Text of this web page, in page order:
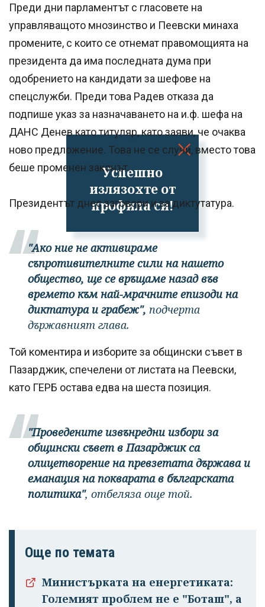
Успешно
излязохте от
профила си!
Преди дни парламентът с гласовете на
управляващото мнозинство и Пеевски минаха
промените, с които се отнемат правомощията на
президента да има последната дума при
одобрението на кандидати за шефове на
спецслужби. Преди това Радев отказа да
подпише указ за назначаването на и.ф. шефа на
ДАНС Денев като титуляр, като заяви, че очаква
ново предложение. Това не се случи, вместо това
беше променен законът.
Президентът днес заговори и за диктутатура.
"Ако ние не активираме
съпротивителните сили на нашето
общество, ще се връщаме назад във
времето към най-мрачните епизоди на
диктатура и грабеж", подчерта
държавният глава.
Той коментира и изборите за общински съвет в
Пазарджик, спечелени от листата на Пеевски,
като ГЕРБ остава едва на шеста позиция.
"Проведените извънредни избори за
общински съвет в Пазарджик са
олицетворение на превзетата държава и
еманация на покварата в българската
политика", отбеляза още той.
Още по темата
Министърката на енергетиката:
Големият проблем не е "Боташ", а